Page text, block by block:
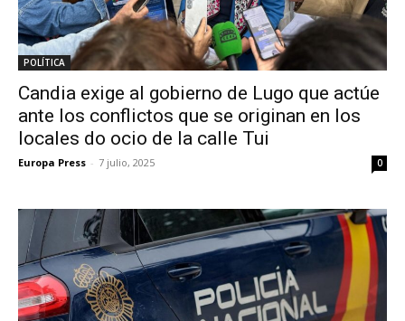
POLÍTICA
Candia exige al gobierno de Lugo que actúe
ante los conflictos que se originan en los
locales do ocio de la calle Tui
Europa Press - 7 julio, 2025 0